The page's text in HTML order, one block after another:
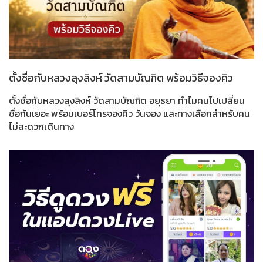
ตั้งชื่อกับหลวงลุงสิงห์ วัดสามบัณฑิต พร้อมวิธีจองคิว
ตั้งชื่อกับหลวงลุงสิงห์ วัดสามบัณฑิต อยุธยา ทำไมคนไปเปลี่ยน
ชื่อกันเยอะ พร้อมเบอร์โทรจองคิว วันจอง และทางเลือกสำหรับคน
ไม่สะดวกเดินทาง